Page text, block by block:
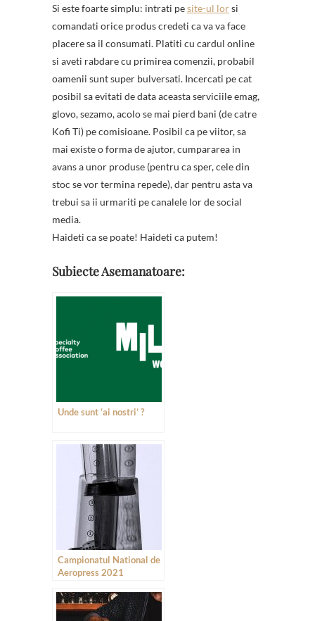
Si este foarte simplu: intrati pesite-ul lorsi
comandati orice produs credeti ca va va face
placere sa il consumati. Platiti cu cardul online
si aveti rabdare cu primirea comenzii, probabil
oamenii sunt super bulversati. Incercati pe cat
posibil sa evitati de data aceasta serviciile emag,
glovo, sezamo, acolo se mai pierd bani (de catre
Kofi Ti) pe comisioane. Posibil ca pe viitor, sa
mai existe o forma de ajutor, cumpararea in
avans a unor produse (pentru ca sper, cele din
stoc se vor termina repede), dar pentru asta va
trebui sa ii urmariti pe canalele lor de social
media.
Haideti ca se poate! Haideti ca putem!
Subiecte Asemanatoare:
Unde sunt ‘ai nostri’ ?
Campionatul National de
Aeropress 2021